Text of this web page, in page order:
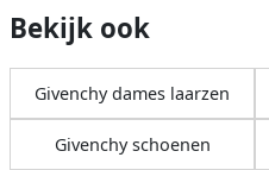
Bekijk ook
Givenchy dames laarzen
Givenchy schoenen